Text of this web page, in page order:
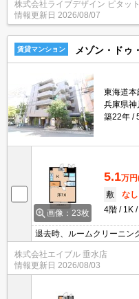
株式会社ライブデザイン ピタッ
情報更新日 2026/08/07
賃貸マンション メゾン・ドゥ
東海道本
兵庫県神
築22年
画像：23枚
5.1万円
敷
なし
4階
1K
退去時、ルームクリーニン
ンにとお考えの方に。駅ま
すよ。
株式会社エイブル 垂水店
情報更新日 2026/08/03